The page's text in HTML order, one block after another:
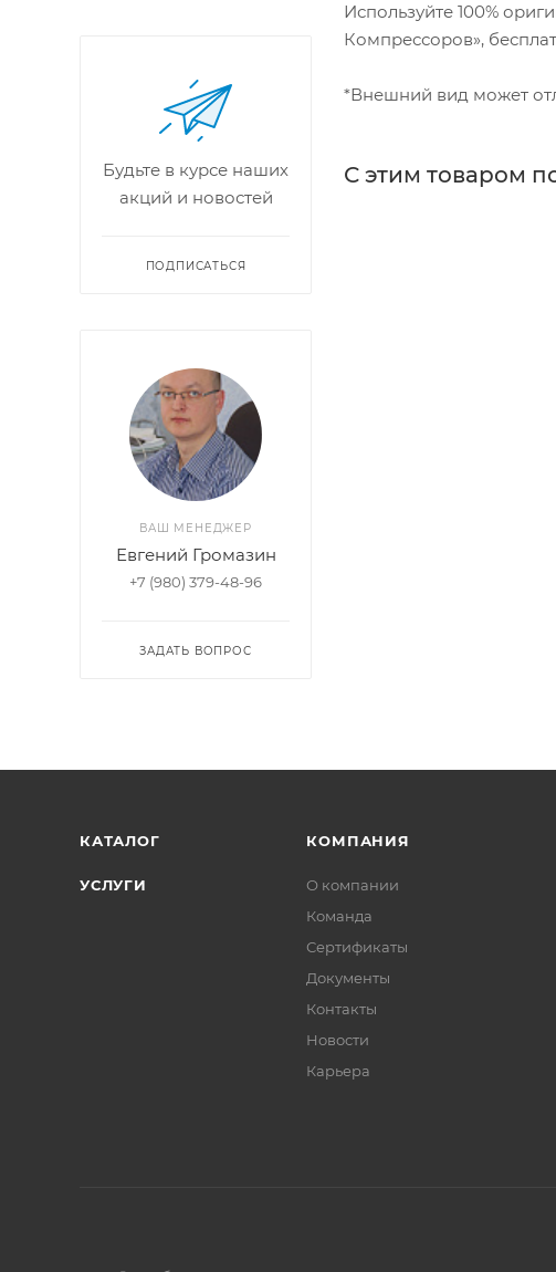
Используйте 100%
Компрессоров»,
*Внешний вид может
С этим товаром
Будьте в курсе наших
акций и новостей
ПОДПИСАТЬСЯ
ВАШ МЕНЕДЖЕР
Евгений Громазин
+7 (980) 379-48-96
ЗАДАТЬ ВОПРОС
КАТАЛОГ
УСЛУГИ
КОМПАНИЯ
О компании
Команда
Сертификаты
Документы
Контакты
Новости
Карьера